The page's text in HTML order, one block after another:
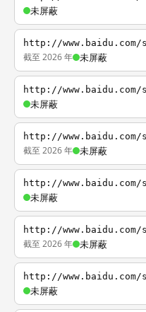
未屏蔽
http://www.baidu.com/
截至 2026 年 未屏蔽
http://www.baidu.com/
未屏蔽
http://www.baidu.com/
截至 2026 年 未屏蔽
http://www.baidu.com/
未屏蔽
http://www.baidu.com/
截至 2026 年 未屏蔽
http://www.baidu.com/
未屏蔽